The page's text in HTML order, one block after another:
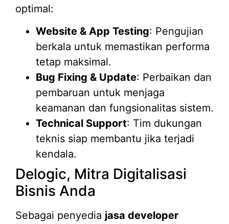
optimal:
Website & App Testing: Pengujian
berkala untuk memastikan performa
tetap maksimal.
Bug Fixing & Update: Perbaikan dan
pembaruan untuk menjaga
keamanan dan fungsionalitas sistem.
Technical Support: Tim dukungan
teknis siap membantu jika terjadi
kendala.
Delogic, Mitra Digitalisasi
Bisnis Anda
Sebagai penyedia jasa developer